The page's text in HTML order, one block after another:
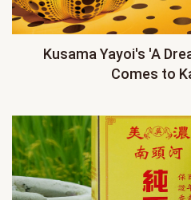
Kusama Yayoi's 'A
Comes to